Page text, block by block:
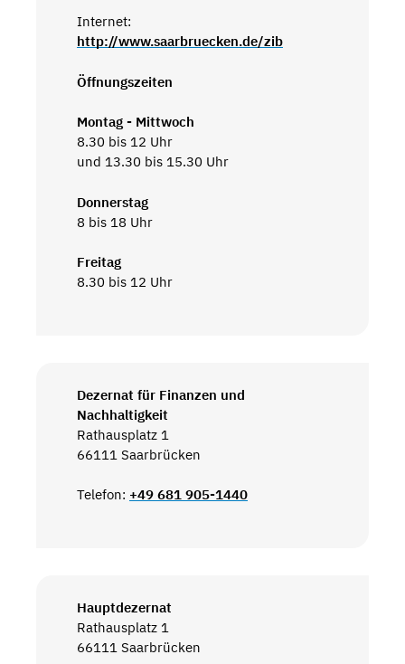
Internet:
http://www.saarbruecken.de/zib
Öffnungszeiten
Montag - Mittwoch
8.30 bis 12 Uhr
und 13.30 bis 15.30 Uhr
Donnerstag
8 bis 18 Uhr
Freitag
8.30 bis 12 Uhr
Dezernat für Finanzen und
Nachhaltigkeit
Rathausplatz 1
66111 Saarbrücken
Telefon: +49 681 905-1440
Hauptdezernat
Rathausplatz 1
66111 Saarbrücken